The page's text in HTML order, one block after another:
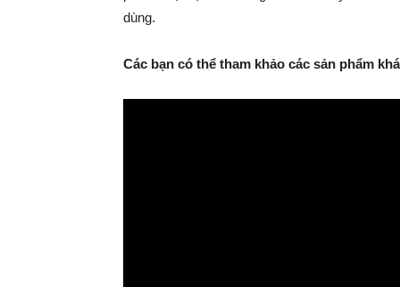
dùng.
Các bạn có thể tham khảo các sản phẩm